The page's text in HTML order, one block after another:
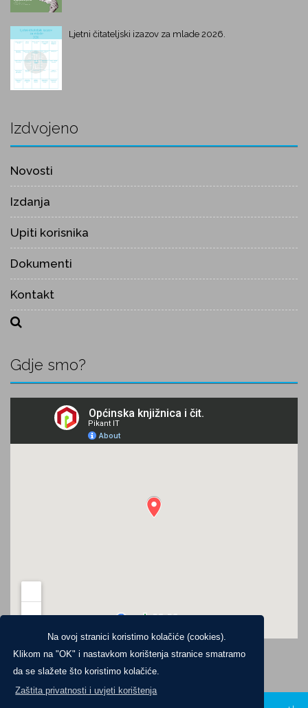
Na ovoj stranici koristimo kolačiće (cookies).
Klikom na "OK" i nastavkom korištenja stranice smatramo
da se slažete što koristimo kolačiće.
Zaštita privatnosti i uvjeti korištenja
Ljetni čitateljski izazov za mlade 2026.
Izdvojeno
Novosti
Izdanja
Upiti korisnika
Dokumenti
Kontakt
Gdje smo?